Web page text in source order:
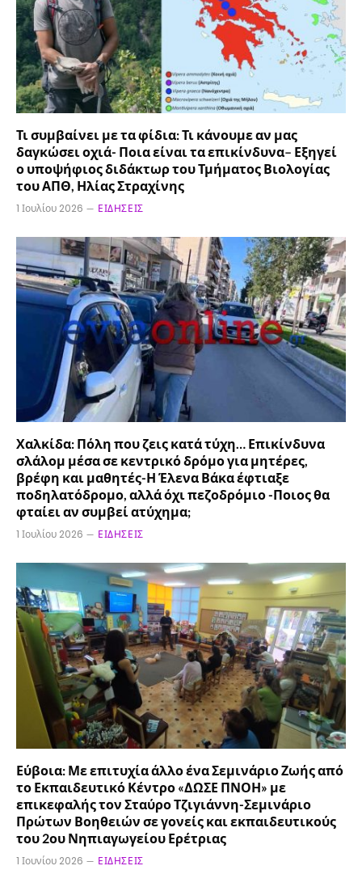
Τι συμβαίνει με τα φίδια: Τι κάνουμε αν μας
δαγκώσει οχιά- Ποια είναι τα επικίνδυνα– Εξηγεί
ο υποψήφιος διδάκτωρ του Τμήματος Βιολογίας
του ΑΠΘ, Ηλίας Στραχίνης
1 Ιουλίου 2026 ΕΙΔΉΣΕΙΣ
Χαλκίδα: Πόλη που ζεις κατά τύχη… Επικίνδυνα
σλάλομ μέσα σε κεντρικό δρόμο για μητέρες,
βρέφη και μαθητές-Η Έλενα Βάκα έφτιαξε
ποδηλατόδρομο, αλλά όχι πεζοδρόμιο -Ποιος θα
φταίει αν συμβεί ατύχημα;
1 Ιουλίου 2026 ΕΙΔΉΣΕΙΣ
Εύβοια: Με επιτυχία άλλο ένα Σεμινάριο Ζωής από
το Εκπαιδευτικό Κέντρο «ΔΩΣΕ ΠΝΟΗ» με
επικεφαλής τον Σταύρο Τζιγιάννη-Σεμινάριο
Πρώτων Βοηθειών σε γονείς και εκπαιδευτικούς
του 2ου Νηπιαγωγείου Ερέτριας
1 Ιουνίου 2026 ΕΙΔΉΣΕΙΣ